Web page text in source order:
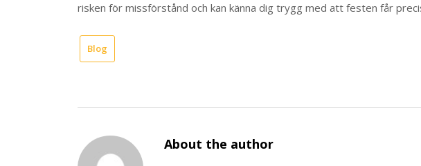
risken för missförstånd och kan känna dig trygg med att festen får
Blog
About the author